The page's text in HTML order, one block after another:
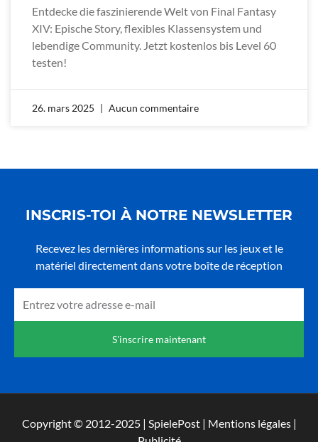
Entdecke die faszinierende Welt von Final Fantasy
XIV: Epische Story, flexibles Klassensystem und
lebendige Community. Jetzt kostenlos bis Level 60
testen!
26. mars 2025 Aucun commentaire
INSCRIS-TOI À NOTRE NEWSLETTER
Recevez les dernières informations sur les jeux et le
matériel directement dans votre boîte de réception
S'inscrire maintenant
Copyright © 2012-2025 | SpielePost | Mentions légales |